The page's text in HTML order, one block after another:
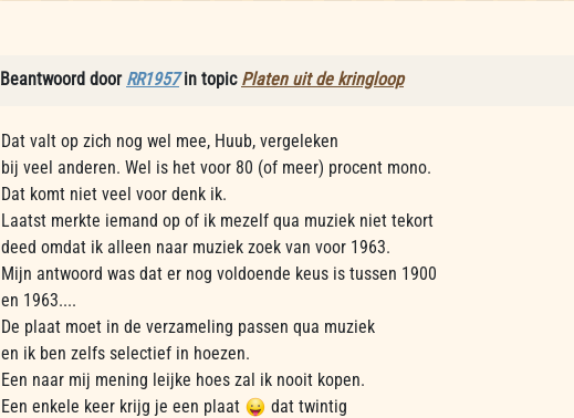
Beantwoord door RR1957in topic Platen uit de kringloop
Dat valt op zich nog wel mee, Huub, vergeleken
bij veel anderen. Wel is het voor 80 (of meer) procent mono.
Dat komt niet veel voor denk ik.
Laatst merkte iemand op of ik mezelf qua muziek niet tekort
deed omdat ik alleen naar muziek zoek van voor 1963.
Mijn antwoord was dat er nog voldoende keus is tussen 1900
en 1963....
De plaat moet in de verzameling passen qua muziek
en ik ben zelfs selectief in hoezen.
Een naar mij mening leijke hoes zal ik nooit kopen.
Een enkele keer krijg je een plaat
dat twintig